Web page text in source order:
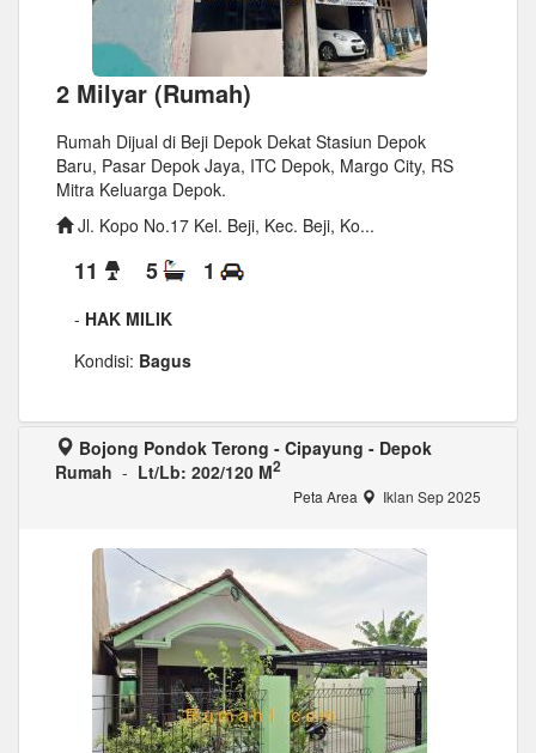
2 Milyar (Rumah)
Rumah Dijual di Beji Depok Dekat Stasiun Depok
Baru, Pasar Depok Jaya, ITC Depok, Margo City, RS
Mitra Keluarga Depok.
Jl. Kopo No.17 Kel. Beji, Kec. Beji, Ko...
11 5 1
- HAK MILIK
Kondisi: Bagus
Bojong Pondok Terong - Cipayung - Depok
Rumah - Lt/Lb: 202/120 M2
Peta Area Iklan Sep 2025